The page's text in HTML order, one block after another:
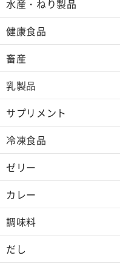
水産・ねり製品
健康食品
畜産
乳製品
サプリメント
冷凍食品
ゼリー
カレー
調味料
だし